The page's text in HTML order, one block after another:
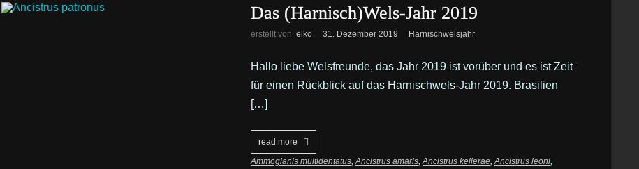
Das (Harnisch)Wels-Jahr 2019
erstellt von elko 31. Dezember 2019 Harnischwelsjahr
Hallo liebe Welsfreunde, das Jahr 2019 ist vorüber und es ist Zeit
für einen Rückblick auf das Harnischwels-Jahr 2019. Brasilien
[…]
read more
Ammoglanis multidentatus,Ancistrus amaris,Ancistrus kellerae,Ancistrus leoni,